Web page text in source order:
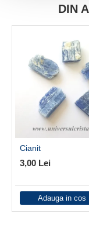
DIN
Cianit
3,00 Lei
Adauga in cos